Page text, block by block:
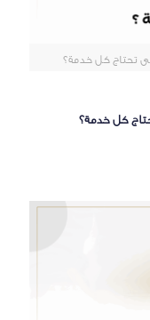
تحتاج كل خدمة؟
كل خدمة؟